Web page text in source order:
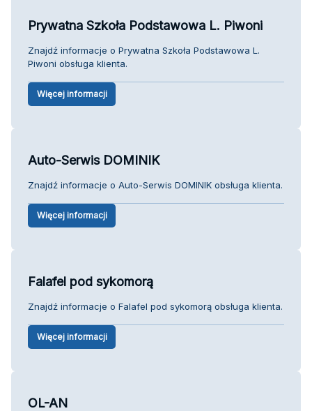
Prywatna Szkoła Podstawowa L. Piwoni
Znajdź informacje o Prywatna Szkoła Podstawowa L.
Piwoni obsługa klienta.
Więcej informacji
Auto-Serwis DOMINIK
Znajdź informacje o Auto-Serwis DOMINIK obsługa klienta.
Więcej informacji
Falafel pod sykomorą
Znajdź informacje o Falafel pod sykomorą obsługa klienta.
Więcej informacji
OL-AN